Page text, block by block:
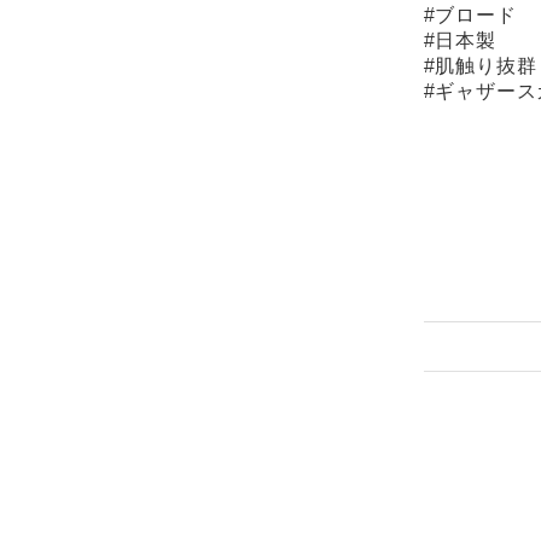
#ブロード
#日本製
#肌触り抜群
#ギャザース